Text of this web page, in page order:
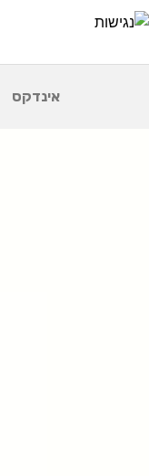
אינדקס